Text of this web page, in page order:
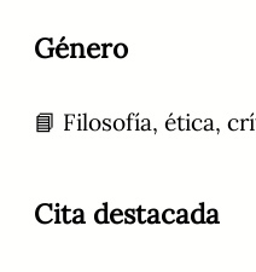
Género
📘 Filosofía, ética,
Cita destacada